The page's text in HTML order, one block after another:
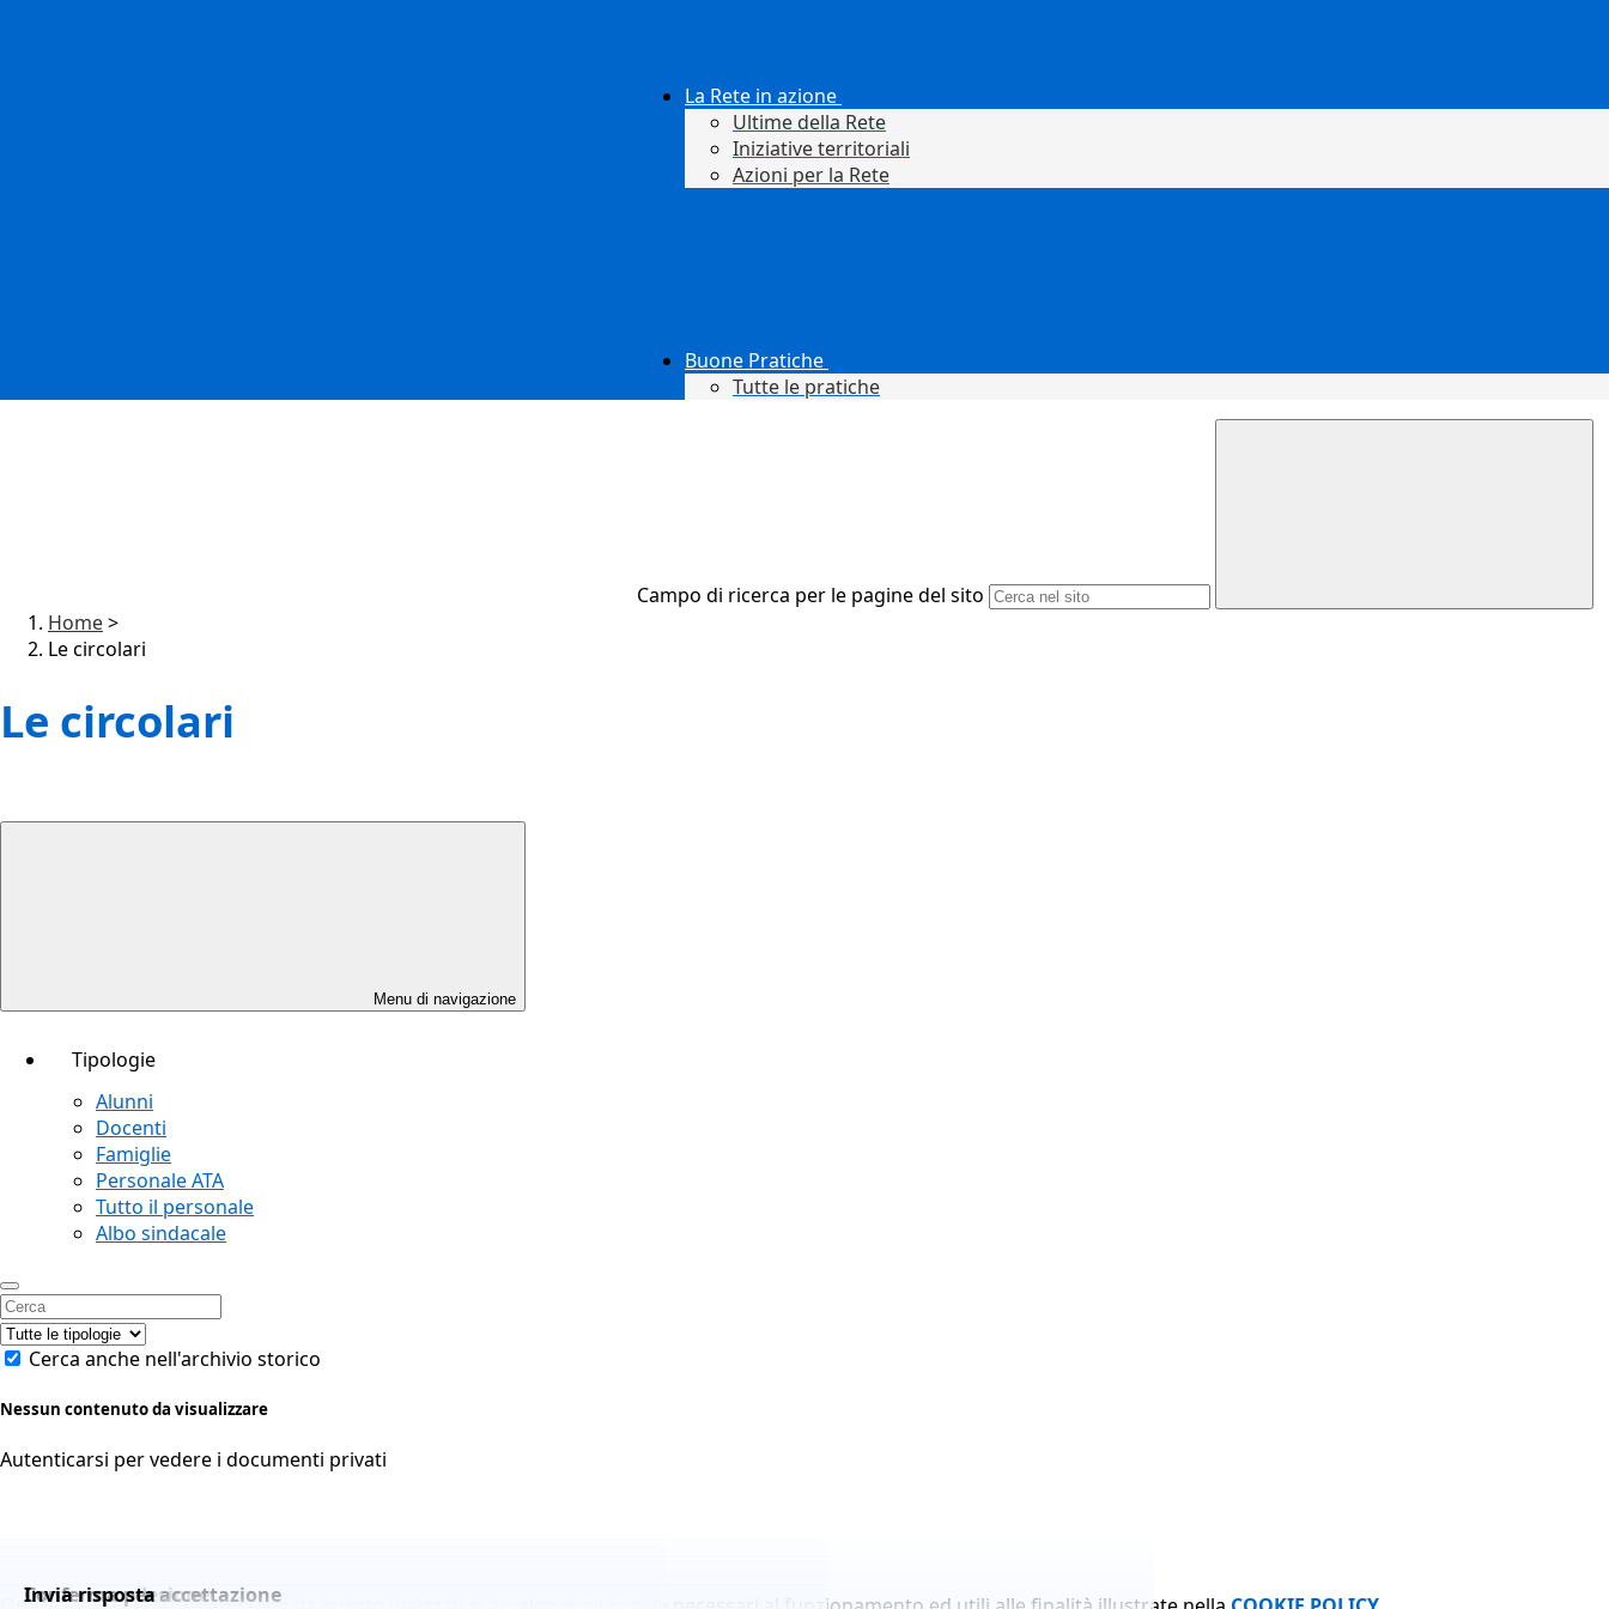
La Rete in azione
Ultime della Rete
Iniziative territoriali
Azioni per la Rete
Buone Pratiche
Tutte le pratiche
Campo di ricerca per le pagine del sito
Home>
Le circolari
Le circolari
Menu di navigazione
Tipologie
Alunni
Docenti
Famiglie
Personale ATA
Tutto il personale
Albo sindacale
Cerca anche nell'archivio storico
Nessun contenuto da visualizzare
Autenticarsi per vedere i documenti privati
Conferma adesione
Conferma per accettazione
Invia risposta